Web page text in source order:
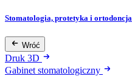
Stomatologia, protetyka i ortodoncja
Wróć
Druk 3D
Gabinet stomatologiczny